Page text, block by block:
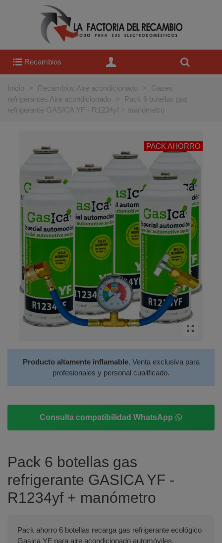
Recambios
Inicio > Recambios Aire acondicionado >
Gases
refrigerantes Aire acondicionado
>
Pack 6 botellas gas
refrigerante GASICA YF - R1234yf + manómetro
PACK AHORRO
Producto altamente inflamable. Venta exclusiva para
profesionales y personal cualificado.
Consulta compatibilidad WhatsApp
Pack 6 botellas gas
refrigerante GASICA YF -
R1234yf + manómetro
Pack ahorro 6 botellas recarga gas refrigerante ecológico
Gasica YF para aire acondicionado automóviles.